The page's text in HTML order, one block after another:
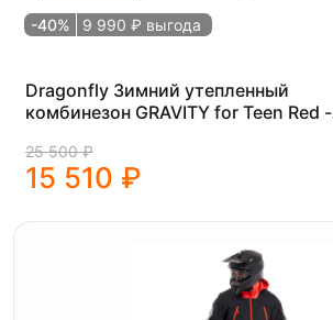
-40% 9 990 ₽ выгода
Dragonfly Зимний утепленный
комбинезон GRAVITY for Teen Red -
25 500 ₽
15 510 ₽